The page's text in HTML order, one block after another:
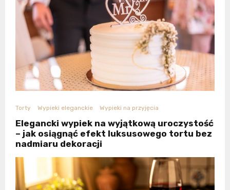
Torty Wypieki eleganckie Wypieki na przyjęcia
Elegancki wypiek na wyjątkową uroczystość
– jak osiągnąć efekt luksusowego tortu bez
nadmiaru dekoracji